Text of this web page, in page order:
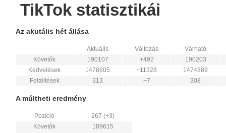
TikTok statisztikái
Az akutális hét állása
Aktuális Változás
Várható
Követők
190107 +492
190203
Kedvelések
1478605 +11328
1474389
Feltöltések
313 +7 308
A múltheti eredmény
Pozíció
267 (+3)
Követők
189615